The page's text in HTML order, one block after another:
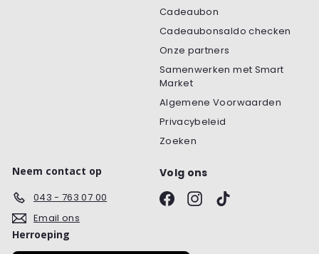
Cadeaubon
Cadeaubonsaldo checken
Onze partners
Samenwerken met Smart
Market
Algemene Voorwaarden
Privacybeleid
Zoeken
Neem contact op
043 - 763 07 00
Email ons
Volg ons
FacebookInstagram
TikTok
Herroeping